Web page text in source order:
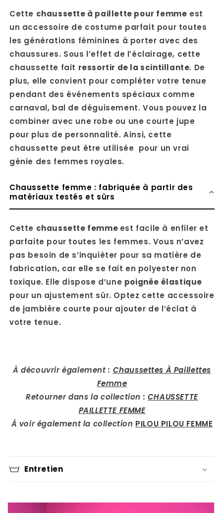
Cette chaussette à paillette pour femme est
un accessoire de costume parfait pour toutes
les générations féminines à porter avec des
chaussures. Sous l’effet de l’éclairage, cette
chaussette fait ressortir de la scintillante. De
plus, elle convient pour compléter votre tenue
pendant des événements spéciaux comme
carnaval, bal de déguisement. Vous pouvez la
combiner avec une robe ou une courte jupe
pour plus de personnalité. Ainsi, cette
chaussette peut être utilisée pour un vrai
génie des femmes royales.
Chaussette femme : fabriquée à partir des
matériaux testés et sûrs
Cette chaussette femme est facile à enfiler et
parfaite pour toutes les femmes. Vous n’avez
pas besoin de s’inquiéter pour sa matière de
fabrication, car elle se fait en polyester non
toxique. Elle dispose d’une poignée élastique
pour un ajustement sûr. Optez cette accessoire
de jambière courte pour ajouter de l’éclat à
votre tenue.
À découvrir également : Chaussettes À Paillettes
Femme
Retourner dans la collection : CHAUSSETTE
PAILLETTE FEMME
À voir également la collection PILOU PILOU FEMME
Entretien